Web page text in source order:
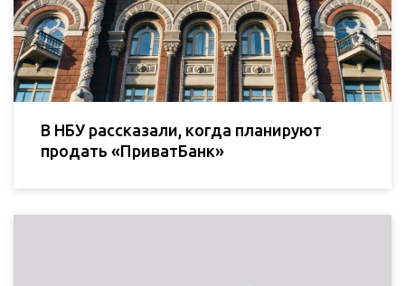
В НБУ рассказали, когда планируют
продать «ПриватБанк»